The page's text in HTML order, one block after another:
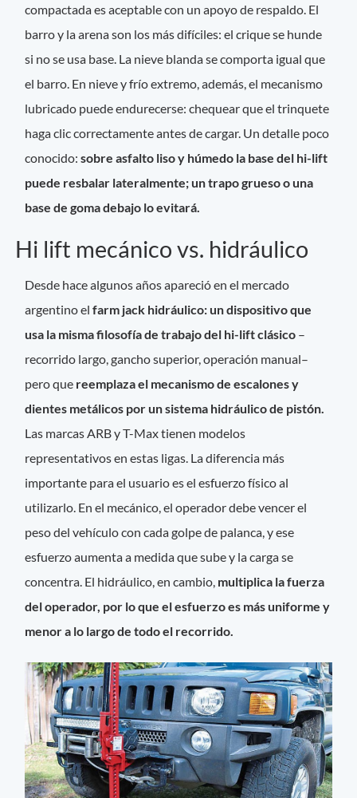
compactada es aceptable con un apoyo de respaldo. El
barro y la arena son los más difíciles: el crique se hunde
si no se usa base. La nieve blanda se comporta igual que
el barro. En nieve y frío extremo, además, el mecanismo
lubricado puede endurecerse: chequear que el trinquete
haga clic correctamente antes de cargar. Un detalle poco
conocido:sobre asfalto liso y húmedo la base del hi-lift
puede resbalar lateralmente; un trapo grueso o una
base de goma debajo lo evitará.
Hi lift mecánico vs. hidráulico
Desde hace algunos años apareció en el mercado
argentino elfarm jack hidráulico: un dispositivo que
usa la misma filosofía de trabajo del hi-lift clásico –
recorrido largo, gancho superior, operación manual–
pero que reemplaza el mecanismo de escalones y
dientes metálicos por un sistema hidráulico de pistón.
Las marcas ARB y T-Max tienen modelos
representativos en estas ligas. La diferencia más
importante para el usuario es el esfuerzo físico al
utilizarlo. En el mecánico, el operador debe vencer el
peso del vehículo con cada golpe de palanca, y ese
esfuerzo aumenta a medida que sube y la carga se
concentra. El hidráulico, en cambio, multiplica la fuerza
del operador, por lo que el esfuerzo es más uniforme y
menor a lo largo de todo el recorrido.